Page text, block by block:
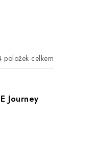
položek celkem
Journey